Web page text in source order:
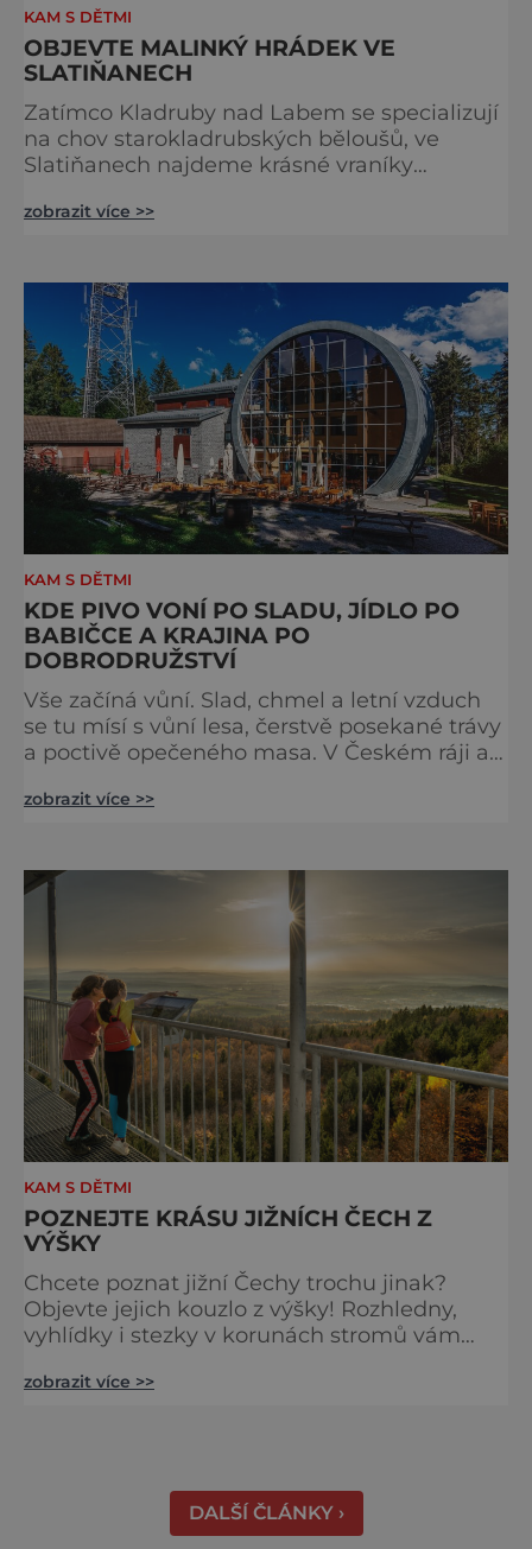
KAM S DĚTMI
OBJEVTE MALINKÝ HRÁDEK VE
SLATIŇANECH
Zatímco Kladruby nad Labem se specializují
na chov starokladrubských běloušů, ve
Slatiňanech najdeme krásné vraníky
budově zámku se dozvíte více o chovu
některé exponáty připomínají využití koní ve
vojenství, dopravě, honech či dostizích.
[caption id="attachment_74515
zobrazit více >>
KAM S DĚTMI
KDE PIVO VONÍ PO SLADU, JÍDLO PO
BABIČCE A KRAJINA PO
DOBRODRUŽSTVÍ
Vše začíná vůní. Slad, chmel a letní vzduch
se tu mísí s vůní lesa, čerstvě posekané trávy
a poctivě opečeného masa. V Českém ráji a
doušky – a ty tady tečou proudem. Není to
ví, že k dokonalému dni patří nejen výhled,
zobrazit více >>
KAM S DĚTMI
POZNEJTE KRÁSU JIŽNÍCH ČECH Z
VÝŠKY
Chcete poznat jižní Čechy trochu jinak?
Objevte jejich kouzlo z výšky! Rozhledny,
vyhlídky i stezky v korunách stromů vám
města i Alpy v dálce. Ptačí pozorovatelna
zobrazit více >>
DALŠÍ ČLÁNKY ›